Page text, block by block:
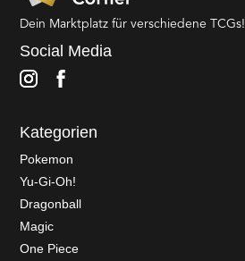
Dein Marktplatz für verschiedene TCGs!
Social Media
Kategorien
Pokemon
Yu-Gi-Oh!
Dragonball
Magic
One Piece